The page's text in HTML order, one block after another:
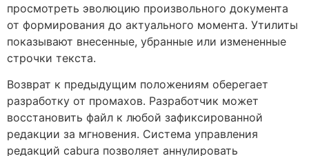
просмотреть эволюцию произвольного документа
от формирования до актуального момента. Утилиты
показывают внесенные, убранные или измененные
строчки текста.
Возврат к предыдущим положениям оберегает
разработку от промахов. Разработчик может
восстановить файл к любой зафиксированной
редакции за мгновения. Система управления
редакций cabura позволяет аннулировать